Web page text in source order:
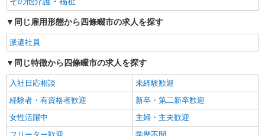
同じ雇用形態から四條畷市の求人を探す
派遣社員
同じ特徴から四條畷市の求人を探す
入社日応相談
未経験歓迎
経験者・有資格者歓迎
新卒・第二新卒歓迎
女性活躍中
主婦・主夫歓迎